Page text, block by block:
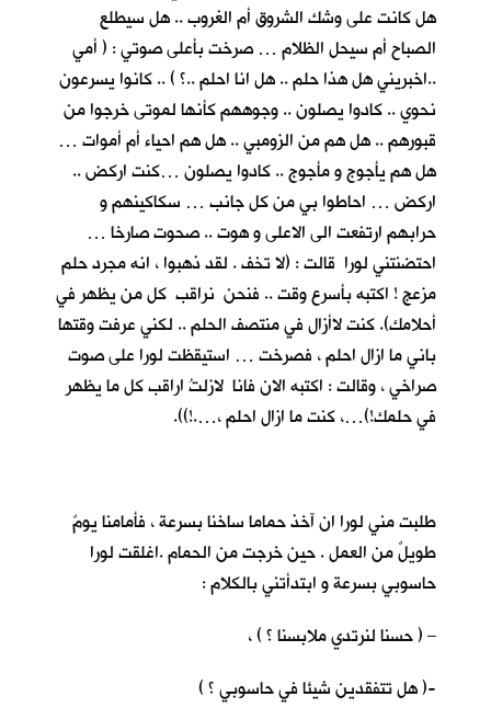
هل كانت على وشك الشروق أم الغروب .. هل سيطلع
الصباح أم سيحل الظلام … صرخت بأعلى صوتي : ( أمي
..اخبريني هل هذا حلم .. هل انا احلم ..؟ ) .. كانوا يسرعون
نحوي .. كادوا يصلون .. وجوههم كأنها لموتى خرجوا من
قبورهم .. هل هم من الزومبي .. هل هم احياء أم أموات …
هل هم يأجوج و مأجوج .. كادوا يصلون …كنت اركض ..
اركض … احاطوا بي من كل جانب … سكاكينهم و
حرابهم ارتفعت الى الاعلى و هوت .. صحوت صارخا …
احتضنتني لورا قالت : (لا تخف . لقد ذهبوا ، انه مجرد حلم
مزعج ! اكتبه بأسرع وقت .. فنحن نراقب كل من يظهر في
أحلامك). كنت لاأزال في منتصف الحلم .. لكني عرفت وقتها
باني ما ازال احلم ، فصرخت … استيقظت لورا على صوت
صراخي ، وقالت : اكتبه الان فانا لازلتُ اراقب كل ما يظهر
في حلمك!)…، كنت ما ازال احلم ،….!)).
طلبت مني لورا ان آخذ حماما ساخنا بسرعة ، فأمامنا يومٌ
طويلٌ من العمل . حين خرجت من الحمام .اغلقت لورا
حاسوبي بسرعة و ابتدأتني بالكلام :
– ( حسنا لنرتدي ملابسنا ؟ ) ،
-( هل تتفقدين شيئا في حاسوبي ؟ )